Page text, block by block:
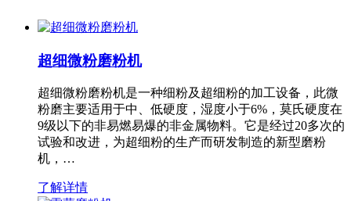
超细微粉磨粉机
超细微粉磨粉机是一种细粉及超细粉的加工设备，此微
粉磨主要适用于中、低硬度，湿度小于6%，莫氏硬度在
9级以下的非易燃易爆的非金属物料。它是经过20多次的
试验和改进，为超细粉的生产而研发制造的新型磨粉
机，…
了解详情